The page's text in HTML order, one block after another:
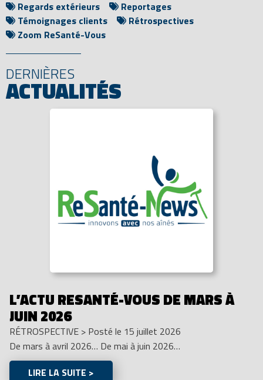
Regards extérieurs
Reportages
Témoignages clients
Rétrospectives
Zoom ReSanté-Vous
DERNIÈRES
ACTUALITÉS
L’ACTU RESANTÉ-VOUS DE MARS À
JUIN 2026
RÉTROSPECTIVE > Posté le 15 juillet 2026
De mars à avril 2026… De mai à juin 2026…
LIRE LA SUITE >